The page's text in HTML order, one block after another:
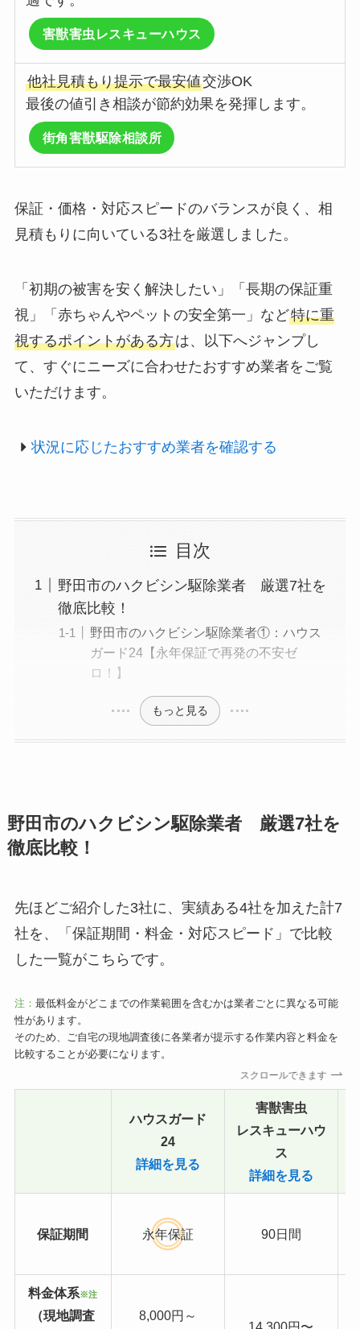
害獣害虫レスキューハウス
他社見積もり提示で最安値交渉OK
最後の値引き相談が節約効果を発揮します。
街角害獣駆除相談所
保証・価格・対応スピードのバランスが良く、相
見積もりに向いている3社を厳選しました。
「初期の被害を安く解決したい」「長期の保証重
視」「赤ちゃんやペットの安全第一」など特に重
視するポイントがある方は、以下へジャンプし
て、すぐにニーズに合わせたおすすめ業者をご覧
いただけます。
状況に応じたおすすめ業者を確認する
目次
野田市のハクビシン駆除業者 厳選7社を
徹底比較！
野田市のハクビシン駆除業者①：ハウス
ガード24【永年保証で再発の不安ゼ
ロ！】
もっと見る
野田市のハクビシン駆除業者 厳選7社を
徹底比較！
先ほどご紹介した3社に、実績ある4社を加えた計7
社を、「保証期間・料金・対応スピード」で比較
した一覧がこちらです。
注： 最低料金がどこまでの作業範囲を含むかは業者ごとに異なる可能
性があります。
そのため、ご自宅の現地調査後に各業者が提示する作業内容と料金を
比較することが必要になります。
スクロールできます
ハウスガード
24
詳細を見る
害獣害虫
レスキューハウ
ス
詳細を見る
保証期間 永年保証 90日間
料金体系※注
（現地調査 8,000円～